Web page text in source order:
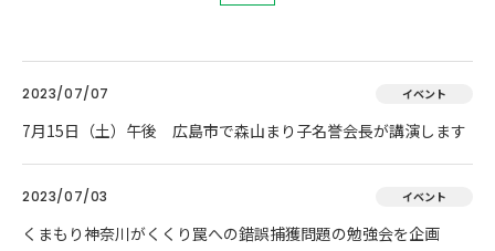
2023/07/07 イベント
7月15日（土）午後 広島市で森山まり子名誉会長が講演します
2023/07/03 イベント
くまもり神奈川がくくり罠への錯誤捕獲問題の勉強会を企画